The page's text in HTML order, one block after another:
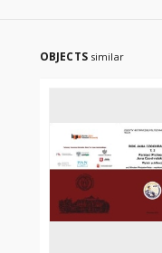
OBJECTS similar